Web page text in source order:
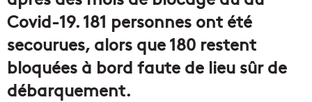
Covid-19. 181 personnes ont été
secourues, alors que 180 restent
bloquées à bord faute de lieu sûr de
débarquement.